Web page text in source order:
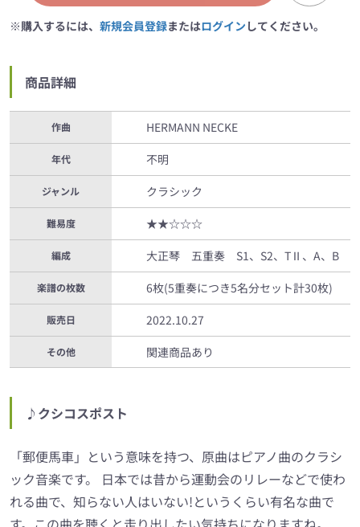
※購入するには、 新規会員登録またはログイン してください。
商品詳細
作曲 HERMANN NECKE
年代 不明
ジャンル クラシック
難易度 ★★☆☆☆
編成 大正琴 五重奏 S1、S2、TⅡ、A、B
楽譜の枚数 6枚(5重奏につき5名分セット計30枚)
販売日 2022.10.27
その他 関連商品あり
♪クシコスポスト
「郵便馬車」という意味を持つ、原曲はピアノ曲のクラシ
ック音楽です。 日本では昔から運動会のリレーなどで使わ
れる曲で、知らない人はいない!というくらい有名な曲で